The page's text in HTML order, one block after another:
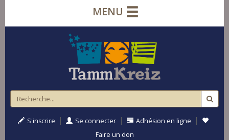
MENU
S'inscrire | Se connecter | Adhésion en ligne |
Faire un don